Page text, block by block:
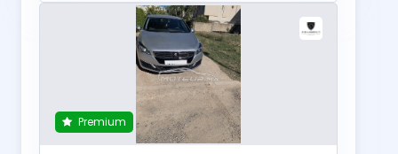
Premium